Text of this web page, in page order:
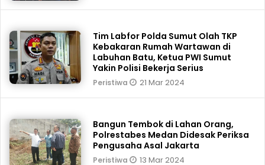
Tim Labfor Polda Sumut Olah TKP
Kebakaran Rumah Wartawan di
Labuhan Batu, Ketua PWI Sumut
Yakin Polisi Bekerja Serius
Peristiwa 21 Mar 2024
Bangun Tembok di Lahan Orang,
Polrestabes Medan Didesak Periksa
Pengusaha Asal Jakarta
Peristiwa 13 Mar 2024